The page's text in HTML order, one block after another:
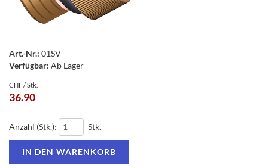
Art.-Nr.: 01SV
Verfügbar: Ab Lager
CHF / Stk.
36.90
Anzahl (Stk.): Stk.